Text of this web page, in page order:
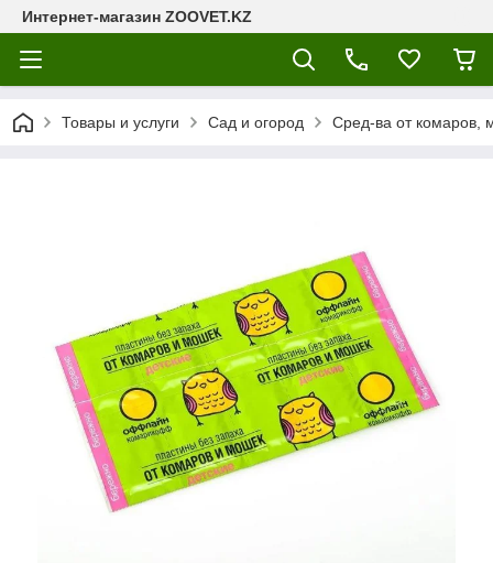
Интернет-магазин ZOOVET.KZ
Товары и услуги Сад и огород Сред-ва от комаров,